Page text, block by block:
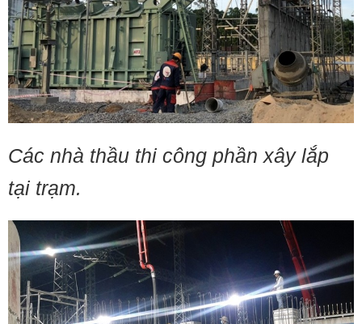
Các nhà thầu thi công phần xây lắp
tại trạm.